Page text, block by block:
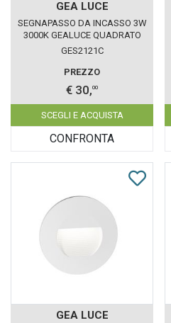
GEA LUCE
SEGNAPASSO DA INCASSO 3W
3000K GEALUCE QUADRATO
GRIGIO IP65
GES2121C
PREZZO
€ 30,00
SCEGLI E ACQUISTA
CONFRONTA
GEA LUCE